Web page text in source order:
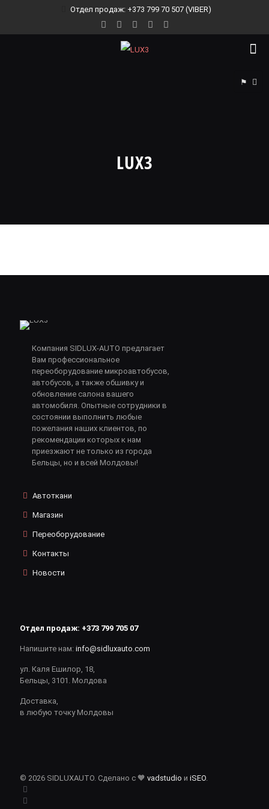
Отдел продаж: +373 799 70 507 (VIBER)
⚑
LUX3
Компания SIDLUX-AUTO предлагает
Вам профессиональное
переоборудование микроавтобусов,
автобусов, а также обшивку и
обновление салона вашего
автомобиля. Опытные сотрудники в
состоянии выполнить любые
пожелания наших клиентов, по
рекомендации которых к нам
приезжают не только из города
Бельцы, но и всей Молдовы!
Автоткани
Магазин
Переоборудование
Контакты
Новости
Отдел продаж: +373 799 705 07
Напишите нам: info@sidluxauto.com
ул. Каля Ешилор, 18,
Бельцы, 3101. Молдова
Доставка,
в любую точку Молдовы
© 2026 SIDLUXAUTO. Сделано с 🧡 vadstudio и iSEO.